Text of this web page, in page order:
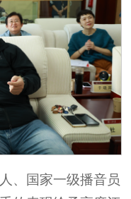
、国家一级播音员